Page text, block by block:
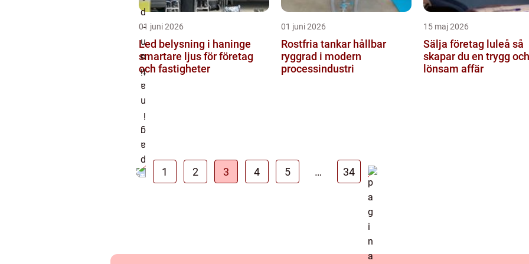
01 juni 2026
Led belysning i haninge
smartare ljus för företag
och fastigheter
01 juni 2026
Rostfria tankar hållbar
ryggrad i modern
processindustri
15 maj 2026
Sälja företag luleå så
skapar du en trygg och
lönsam affär
1 2 3 4 5 … 34